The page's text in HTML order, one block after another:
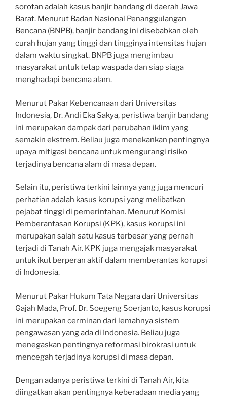
sorotan adalah kasus banjir bandang di daerah Jawa
Barat. Menurut Badan Nasional Penanggulangan
Bencana (BNPB), banjir bandang ini disebabkan oleh
curah hujan yang tinggi dan tingginya intensitas hujan
dalam waktu singkat. BNPB juga mengimbau
masyarakat untuk tetap waspada dan siap siaga
menghadapi bencana alam.
Menurut Pakar Kebencanaan dari Universitas
Indonesia, Dr. Andi Eka Sakya, peristiwa banjir bandang
ini merupakan dampak dari perubahan iklim yang
semakin ekstrem. Beliau juga menekankan pentingnya
upaya mitigasi bencana untuk mengurangi risiko
terjadinya bencana alam di masa depan.
Selain itu, peristiwa terkini lainnya yang juga mencuri
perhatian adalah kasus korupsi yang melibatkan
pejabat tinggi di pemerintahan. Menurut Komisi
Pemberantasan Korupsi (KPK), kasus korupsi ini
merupakan salah satu kasus terbesar yang pernah
terjadi di Tanah Air. KPK juga mengajak masyarakat
untuk ikut berperan aktif dalam memberantas korupsi
di Indonesia.
Menurut Pakar Hukum Tata Negara dari Universitas
Gajah Mada, Prof. Dr. Soegeng Soerjanto, kasus korupsi
ini merupakan cerminan dari lemahnya sistem
pengawasan yang ada di Indonesia. Beliau juga
menegaskan pentingnya reformasi birokrasi untuk
mencegah terjadinya korupsi di masa depan.
Dengan adanya peristiwa terkini di Tanah Air, kita
diingatkan akan pentingnya keberadaan media yang